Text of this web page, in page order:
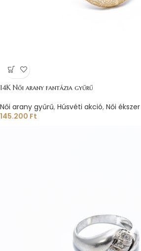
14K Női arany fantázia gyűrű
Női arany gyűrű, Húsvéti akció, Női ékszer
145.200 Ft